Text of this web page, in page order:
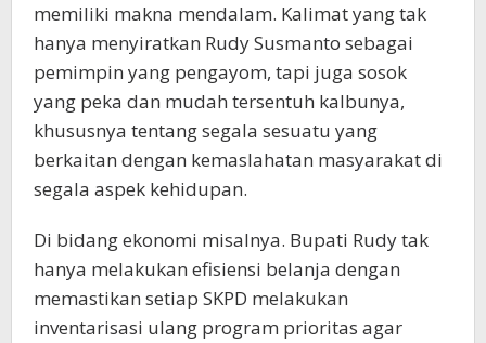
memiliki makna mendalam. Kalimat yang tak
hanya menyiratkan Rudy Susmanto sebagai
pemimpin yang pengayom, tapi juga sosok
yang peka dan mudah tersentuh kalbunya,
khususnya tentang segala sesuatu yang
berkaitan dengan kemaslahatan masyarakat di
segala aspek kehidupan.
Di bidang ekonomi misalnya. Bupati Rudy tak
hanya melakukan efisiensi belanja dengan
memastikan setiap SKPD melakukan
inventarisasi ulang program prioritas agar